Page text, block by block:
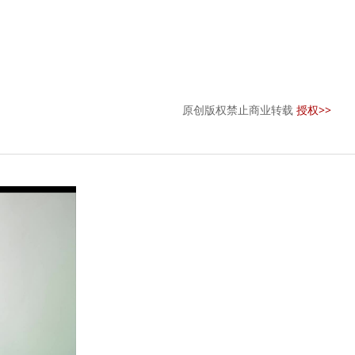
原创版权禁止商业转载 授权>>